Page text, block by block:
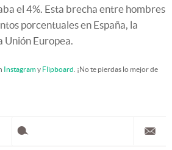
el 4%. Esta brecha entre hombres
porcentuales en España, la
Unión Europea.
Instagramy Flipboard . ¡No te pierdas lo mejor de